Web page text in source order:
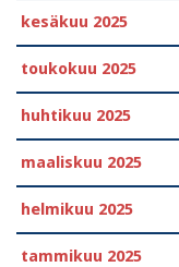
kesäkuu 2025
toukokuu 2025
huhtikuu 2025
maaliskuu 2025
helmikuu 2025
tammikuu 2025